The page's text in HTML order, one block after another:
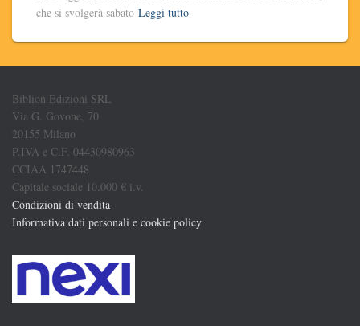
che si svolgerà sabato Leggi tutto
Biblion Edizioni SRL
Via G. Govone, 70
20155 Milano
P.IVA e C.F. 04430980963
CCIAA 1747448
Capitale sociale 10.000 € i.v.
Condizioni di vendita
Informativa dati personali e cookie policy